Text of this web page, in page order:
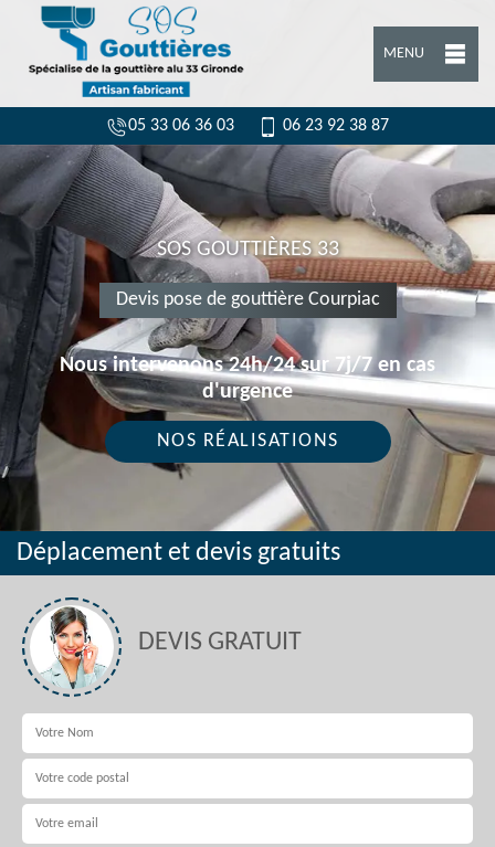
MENU
05 33 06 36 03 06 23 92 38 87
SOS GOUTTIÈRES 33
Devis pose de gouttière Courpiac
Nous intervenons 24h/24 sur 7j/7 en cas
d'urgence
NOS RÉALISATIONS
Déplacement et devis gratuits
DEVIS GRATUIT